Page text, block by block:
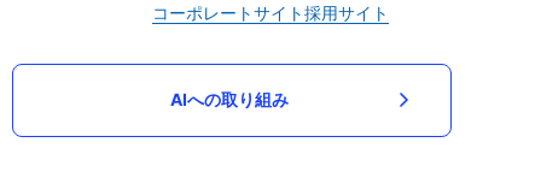
コーポレートサイト採用サイト
AIへの取り組み